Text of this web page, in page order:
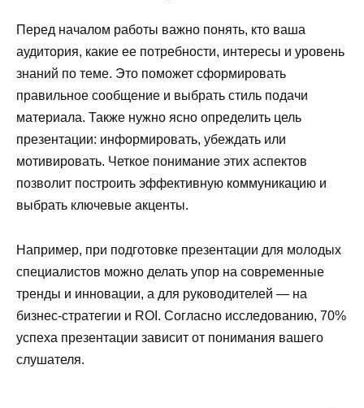
Перед началом работы важно понять, кто ваша
аудитория, какие ее потребности, интересы и уровень
знаний по теме. Это поможет сформировать
правильное сообщение и выбрать стиль подачи
материала. Также нужно ясно определить цель
презентации: информировать, убеждать или
мотивировать. Четкое понимание этих аспектов
позволит построить эффективную коммуникацию и
выбрать ключевые акценты.
Например, при подготовке презентации для молодых
специалистов можно делать упор на современные
тренды и инновации, а для руководителей — на
бизнес-стратегии и ROI. Согласно исследованию, 70%
успеха презентации зависит от понимания вашего
слушателя.